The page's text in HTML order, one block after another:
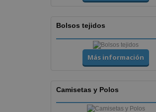
Bolsos tejidos
Más información
Camisetas y Polos